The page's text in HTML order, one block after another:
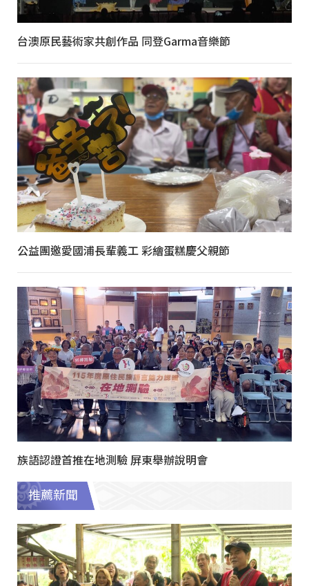
台澳原民藝術家共創作品 同登Garma音樂節
公益團邀愛國浦長輩義工 彩繪蛋糕慶父親節
族語認證首推在地測驗 屏東舉辦說明會
推薦新聞